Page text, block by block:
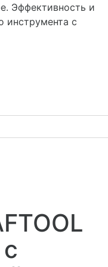
Эффективность и
инструмента с